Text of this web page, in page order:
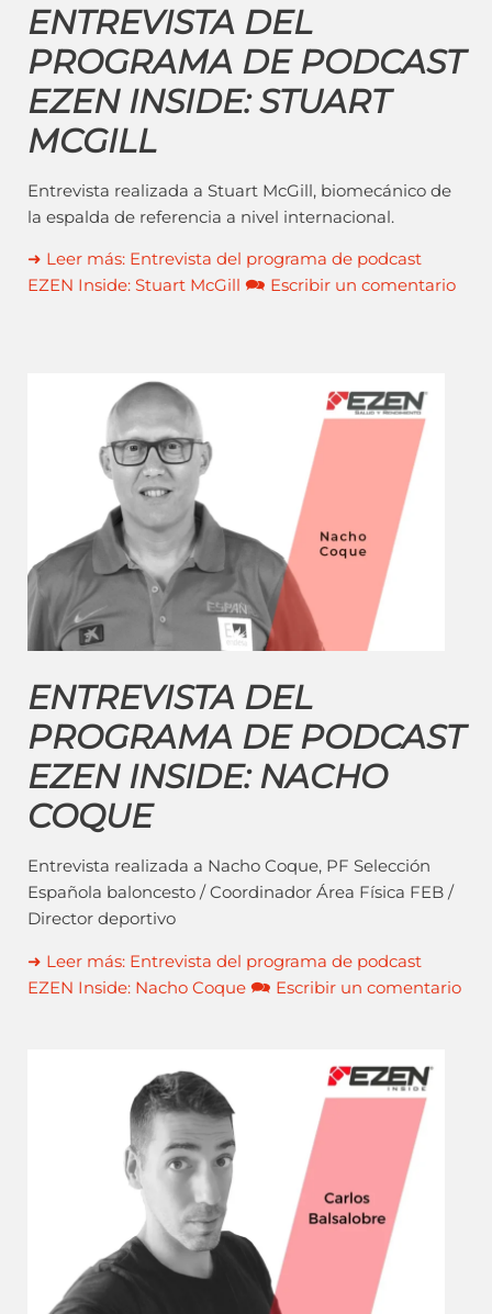
ENTREVISTA DEL
PROGRAMA DE PODCAST
EZEN INSIDE: STUART
MCGILL
Entrevista realizada a Stuart McGill, biomecánico de
la espalda de referencia a nivel internacional.
➜ Leer más: Entrevista del programa de podcast
EZEN Inside: Stuart McGill 🗪 Escribir un comentario
ENTREVISTA DEL
PROGRAMA DE PODCAST
EZEN INSIDE: NACHO
COQUE
Entrevista realizada a Nacho Coque, PF Selección
Española baloncesto / Coordinador Área Física FEB /
Director deportivo
➜ Leer más: Entrevista del programa de podcast
EZEN Inside: Nacho Coque 🗪 Escribir un comentario